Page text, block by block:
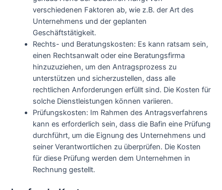
verschiedenen Faktoren ab, wie z.B. der Art des
Unternehmens und der geplanten
Geschäftstätigkeit.
Rechts- und Beratungskosten: Es kann ratsam sein,
einen Rechtsanwalt oder eine Beratungsfirma
hinzuzuziehen, um den Antragsprozess zu
unterstützen und sicherzustellen, dass alle
rechtlichen Anforderungen erfüllt sind. Die Kosten für
solche Dienstleistungen können variieren.
Prüfungskosten: Im Rahmen des Antragsverfahrens
kann es erforderlich sein, dass die Bafin eine Prüfung
durchführt, um die Eignung des Unternehmens und
seiner Verantwortlichen zu überprüfen. Die Kosten
für diese Prüfung werden dem Unternehmen in
Rechnung gestellt.